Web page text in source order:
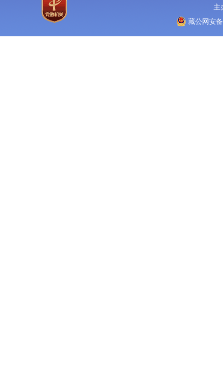
主
藏公网安备